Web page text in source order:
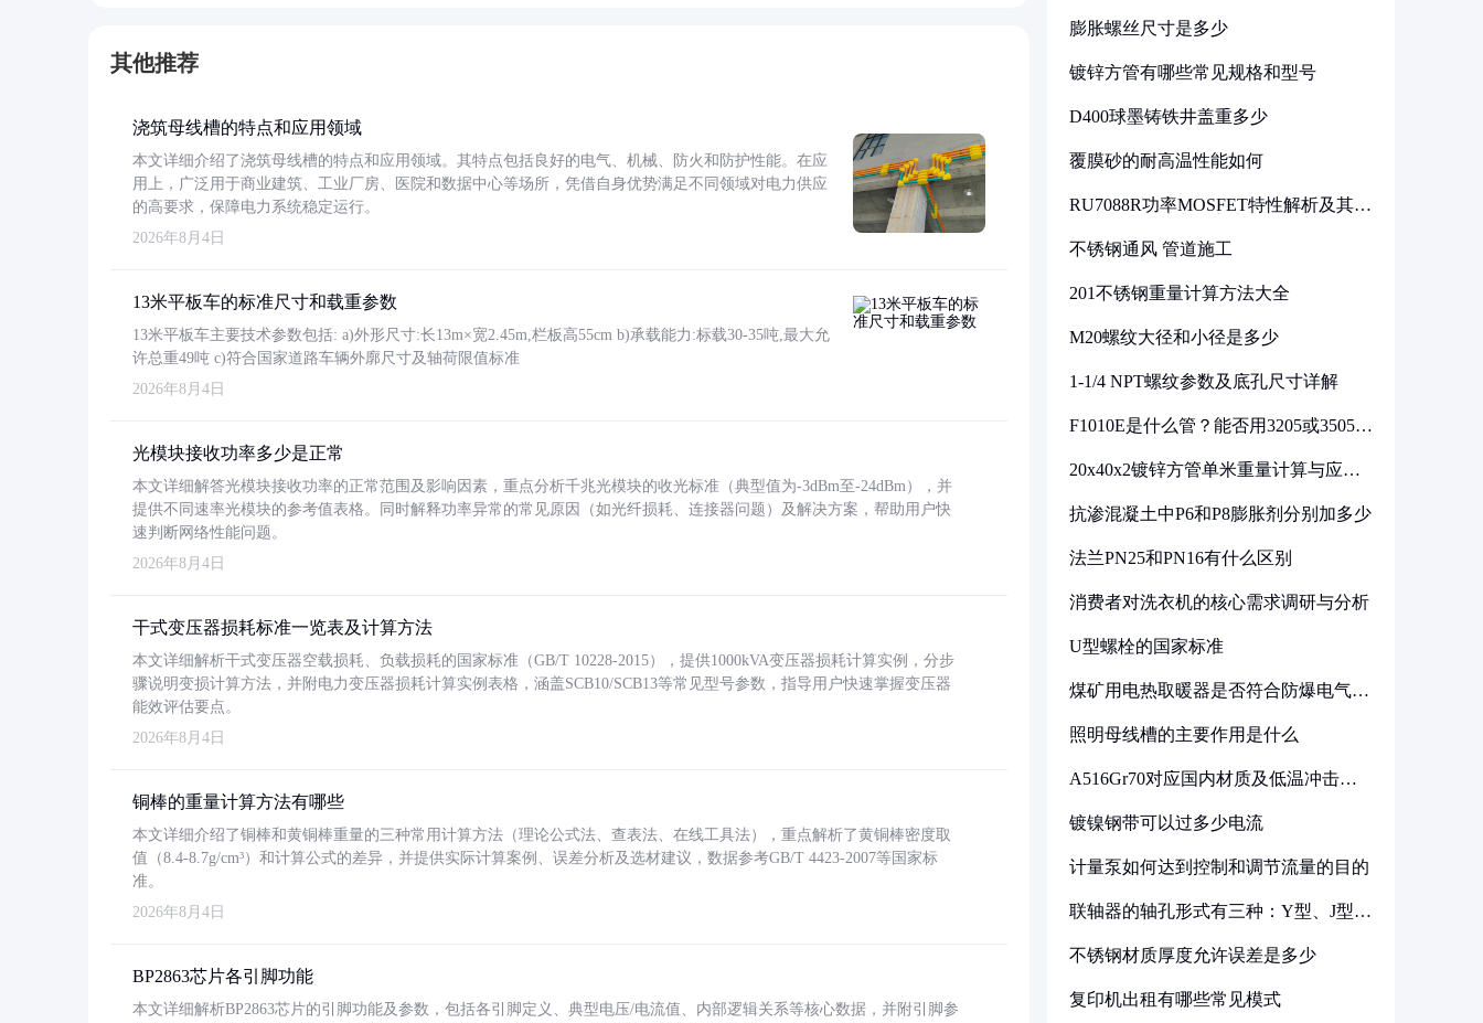
其他推荐
浇筑母线槽的特点和应用领域
本文详细介绍了浇筑母线槽的特点和应用领域。其特点包括良好的电气、机械、防火和防护性能。在应
用上，广泛用于商业建筑、工业厂房、医院和数据中心等场所，凭借自身优势满足不同领域对电力供应
的高要求，保障电力系统稳定运行。
2026年8月4日
13米平板车的标准尺寸和载重参数
13米平板车主要技术参数包括: a)外形尺寸:长13m×宽2.45m,栏板高55cm b)承载能力:标载30-35吨,最大允
许总重49吨 c)符合国家道路车辆外廓尺寸及轴荷限值标准
2026年8月4日
光模块接收功率多少是正常
本文详细解答光模块接收功率的正常范围及影响因素，重点分析千兆光模块的收光标准（典型值为-3dBm至-24dBm），并
提供不同速率光模块的参考值表格。同时解释功率异常的常见原因（如光纤损耗、连接器问题）及解决方案，帮助用户快
速判断网络性能问题。
2026年8月4日
干式变压器损耗标准一览表及计算方法
本文详细解析干式变压器空载损耗、负载损耗的国家标准（GB/T 10228-2015），提供1000kVA变压器损耗计算实例，分步
骤说明变损计算方法，并附电力变压器损耗计算实例表格，涵盖SCB10/SCB13等常见型号参数，指导用户快速掌握变压器
能效评估要点。
2026年8月4日
铜棒的重量计算方法有哪些
本文详细介绍了铜棒和黄铜棒重量的三种常用计算方法（理论公式法、查表法、在线工具法），重点解析了黄铜棒密度取
值（8.4-8.7g/cm³）和计算公式的差异，并提供实际计算案例、误差分析及选材建议，数据参考GB/T 4423-2007等国家标
准。
2026年8月4日
BP2863芯片各引脚功能
本文详细解析BP2863芯片的引脚功能及参数，包括各引脚定义、典型电压/电流值、内部逻辑关系等核心数据，并附引脚参
膨胀螺丝尺寸是多少
镀锌方管有哪些常见规格和型号
D400球墨铸铁井盖重多少
覆膜砂的耐高温性能如何
RU7088R功率MOSFET特性解析及其在
不锈钢通风 管道施工
201不锈钢重量计算方法大全
M20螺纹大径和小径是多少
1-1/4 NPT螺纹参数及底孔尺寸详解
F1010E是什么管？能否用3205或3505代
20x40x2镀锌方管单米重量计算与应用
抗渗混凝土中P6和P8膨胀剂分别加多少
法兰PN25和PN16有什么区别
消费者对洗衣机的核心需求调研与分析
U型螺栓的国家标准
煤矿用电热取暖器是否符合防爆电气设
照明母线槽的主要作用是什么
A516Gr70对应国内材质及低温冲击要
镀镍钢带可以过多少电流
计量泵如何达到控制和调节流量的目的
联轴器的轴孔形式有三种：Y型、J型、
不锈钢材质厚度允许误差是多少
复印机出租有哪些常见模式